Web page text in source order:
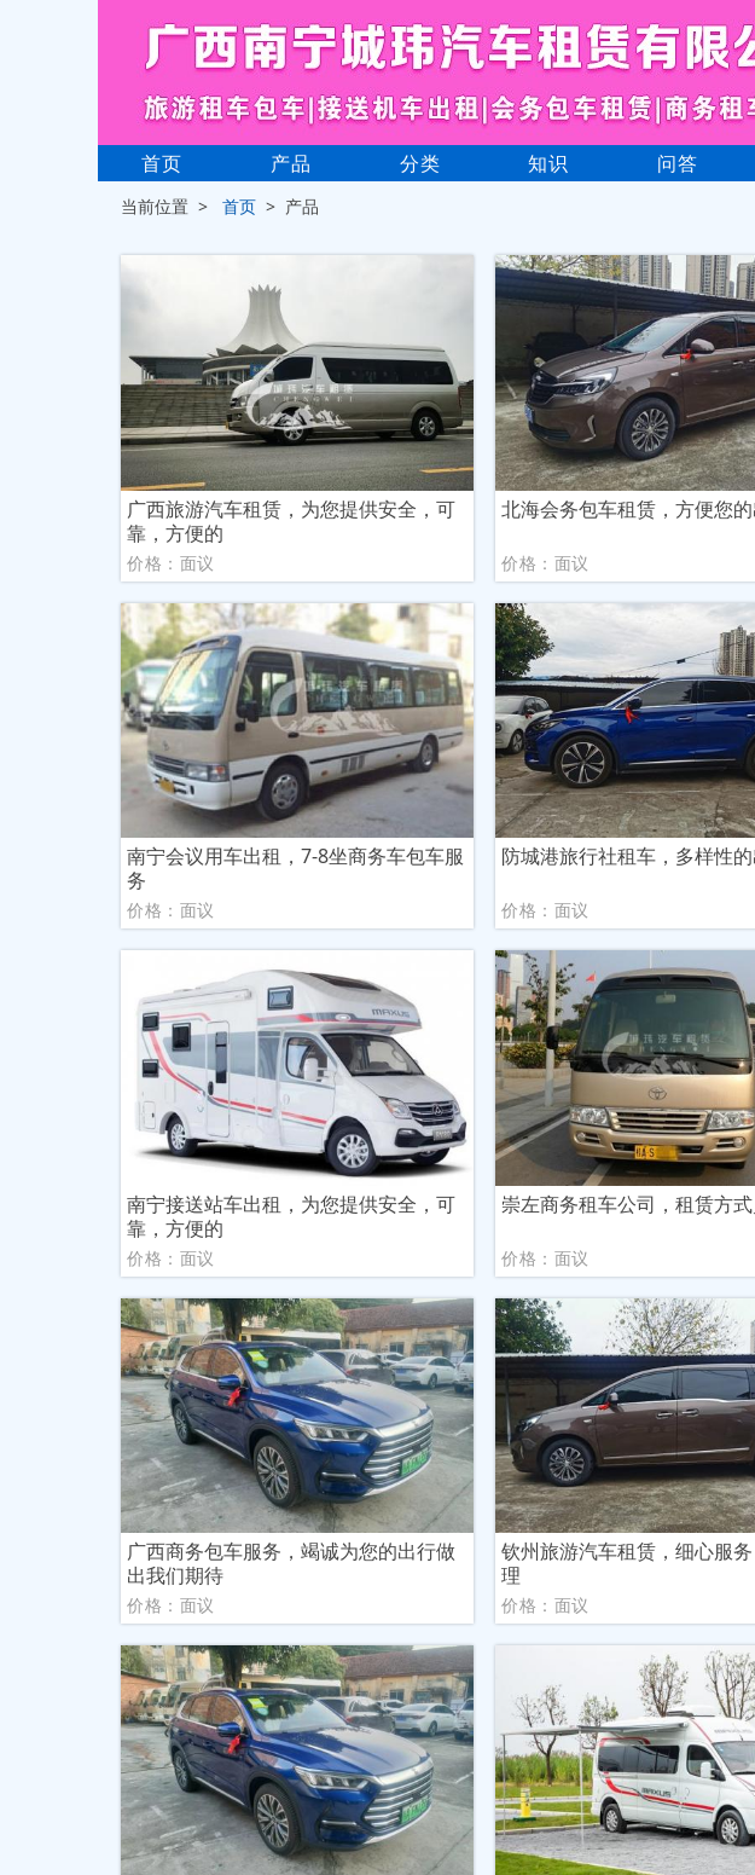
首页 产品 分类 知识 问答
当前位置 >首页 > 产品
广西旅游汽车租赁，为您提供安全，可
靠，方便的
价格：面议
北海会务包车租赁，方便您
价格：面议
南宁会议用车出租，7-8坐商务车包车服
务
价格：面议
防城港旅行社租车，多样性
价格：面议
南宁接送站车出租，为您提供安全，可
靠，方便的
价格：面议
崇左商务租车公司，租赁方
价格：面议
广西商务包车服务，竭诚为您的出行做
出我们期待
价格：面议
钦州旅游汽车租赁，细心服
理
价格：面议